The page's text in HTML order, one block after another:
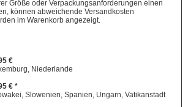
Größe oder Verpackungsanforderungen einen
können abweichende Versandkosten
im Warenkorb angezeigt.
€
Niederlande
€ *
Slowenien, Spanien, Ungarn, Vatikanstadt